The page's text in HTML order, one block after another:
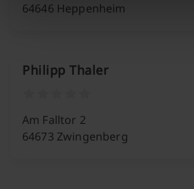
64646 Heppenheim
Philipp Thaler
Am Falltor 2
64673 Zwingenberg